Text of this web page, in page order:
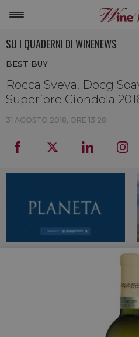
NON
SU I QUADERNI DI WINENEWS
BEST BUY
Rocca Sveva, Docg
Superiore Ciondola
31 AGOSTO 2018, ORE 13:28